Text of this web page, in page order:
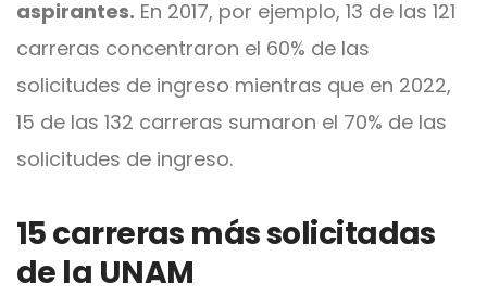
aspirantes. En 2017, por ejemplo, 13 de las 121
carreras concentraron el 60% de las
solicitudes de ingreso mientras que en 2022,
15 de las 132 carreras sumaron el 70% de las
solicitudes de ingreso.
15 carreras más solicitadas
de la UNAM